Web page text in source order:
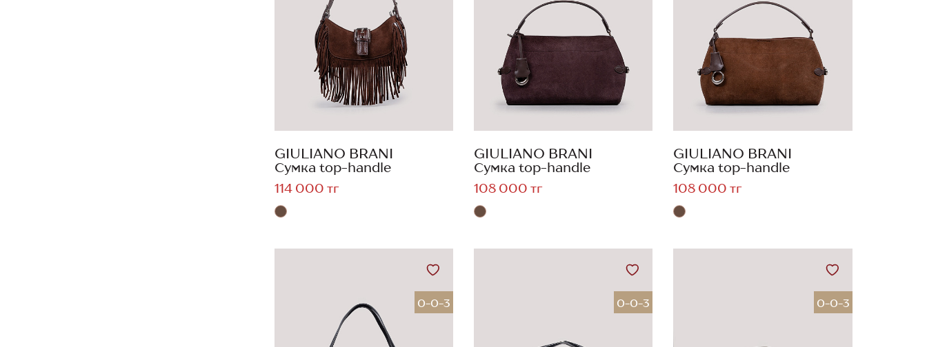
GIULIANO BRANI
Сумка top-handle
114 000 тг
GIULIANO BRANI
Сумка top-handle
108 000 тг
GIULIANO BRANI
Сумка top-handle
108 000 тг
0-0-3 0-0-3 0-0-3